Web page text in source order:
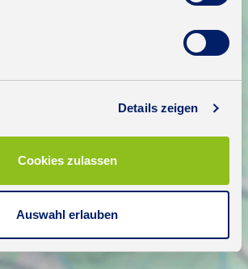
Details zeigen
Cookies zulassen
Auswahl erlauben